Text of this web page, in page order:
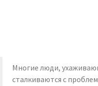
Многие люди,
сталкиваются с